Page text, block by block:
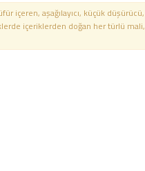
içeren, aşağılayıcı, küçük düşürücü,
içeriklerden doğan her türlü mali,